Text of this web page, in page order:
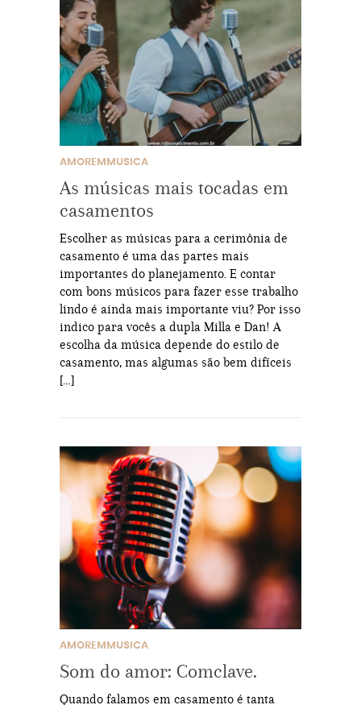
AMOREMMUSICA
As músicas mais tocadas em
casamentos
Escolher as músicas para a cerimônia de
casamento é uma das partes mais
importantes do planejamento. E contar
com bons músicos para fazer esse trabalho
lindo é ainda mais importante viu? Por isso
indico para vocês a dupla Milla e Dan! A
escolha da música depende do estilo de
casamento, mas algumas são bem difíceis
[…]
AMOREMMUSICA
Som do amor: Comclave.
Quando falamos em casamento é tanta